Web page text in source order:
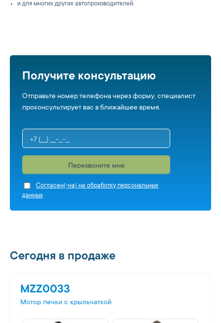
и для многих других автопроизводителей.
Получите консультацию
Отправьте номер телефона через форму, специалист
проконсультирует вас в ближайшее время.
Перезвоните мне
Cогласен(-на) на обработку персональных
данных
Сегодня в продаже
MZZ0033
Мотор печки c крыльчаткой